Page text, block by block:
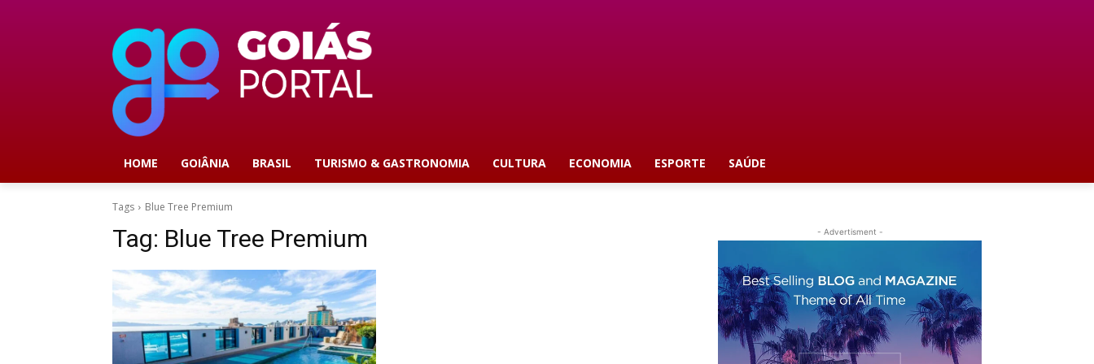
HOME GOIÂNIA BRASIL TURISMO & GASTRONOMIA CULTURA ECONOMIA ESPORTE SAÚDE
Tags Blue Tree Premium
Tag: Blue Tree Premium - Advertisment -